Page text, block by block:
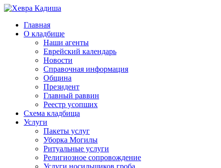
Главная
О кладбище
Наши агенты
Еврейский календарь
Новости
Справочная информация
Община
Президент
Главный раввин
Реестр усопших
Схема кладбища
Услуги
Пакеты услуг
Уборка Могилы
Ритуальные услуги
Религиозное сопровождение
Услуги носильщиков гроба